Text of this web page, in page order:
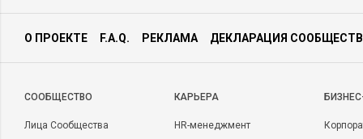
О ПРОЕКТЕ F.A.Q. РЕКЛАМА ДЕКЛАРАЦИЯ
CООБЩЕСТВО
Лица Сообщества
КАРЬЕРА
HR-менеджмент